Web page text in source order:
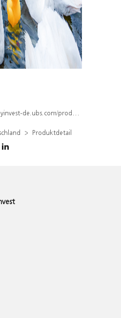
produkt/detail/index/isin/DE000WA74FL0
Produktdetail